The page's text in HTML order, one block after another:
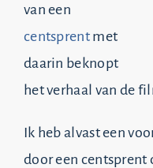
van een
centsprent met
daarin beknopt
het verhaal van de
Ik heb alvast een
door een centsprent